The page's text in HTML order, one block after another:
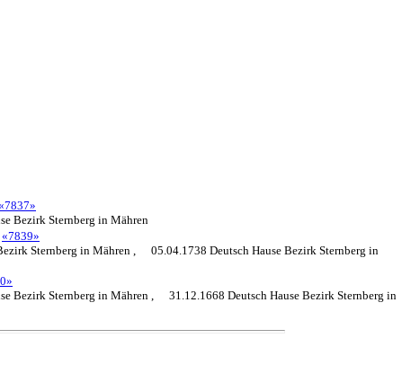
Bezirk Sternberg in Mähren
«7839»
Sternberg in Mähren ,
05.04.1738 Deutsch Hause Bezirk Sternberg in
Bezirk Sternberg in Mähren ,
31.12.1668 Deutsch Hause Bezirk Sternberg in